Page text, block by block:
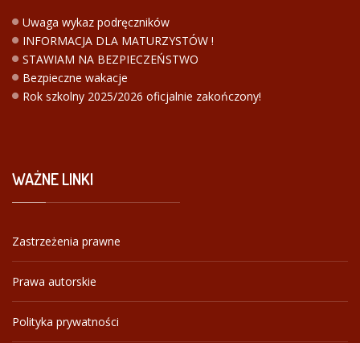
Uwaga wykaz podręczników
INFORMACJA DLA MATURZYSTÓW !
STAWIAM NA BEZPIECZEŃSTWO
Bezpieczne wakacje
Rok szkolny 2025/2026 oficjalnie zakończony!
WAŻNELINKI
Zastrzeżenia prawne
Prawa autorskie
Polityka prywatności